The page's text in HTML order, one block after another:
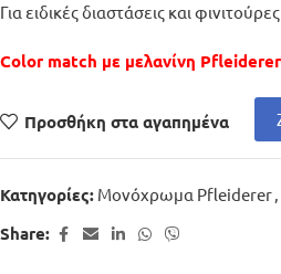
Για ειδικές διαστάσεις και
Color match με μελανίνη
Προσθήκη στα αγαπημένα
Κατηγορίες: Μονόχρωμα Pfleiderer,
Share: